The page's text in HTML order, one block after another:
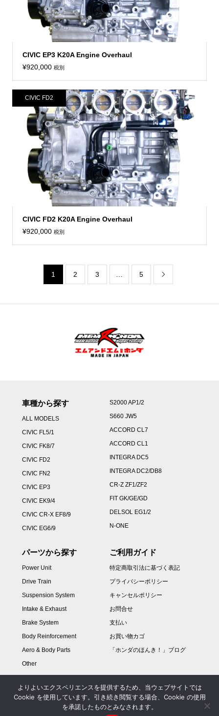
CIVIC EP3 K20A Engine Overhaul
¥920,000 税別
CIVIC FD2 K20A Engine Overhaul
¥920,000 税別
CIVIC FD2
1 2 3 5 
車種から探す
ALL MODELS
CIVIC FL5/1
CIVIC FK8/7
CIVIC FD2
CIVIC FN2
CIVIC EP3
CIVIC EK9/4
CIVIC CR-X EF8/9
CIVIC EG6/9
S2000 AP1/2
S660 JW5
ACCORD CL7
ACCORD CL1
INTEGRA DC5
INTEGRA DC2/DB8
CR-Z ZF1/ZF2
FIT GK/GE/GD
DELSOL EG1/2
N-ONE
パーツから探す
Power Unit
Drive Train
Suspension System
Intake & Exhaust
Brake System
Body Reinforcement
Aero & Body Parts
Other
ご利用ガイド
特定商取引法に基づく表記
プライバシーポリシー
キャンセルポリシー
お問合せ
支払い
お買い物カゴ
「ホンダのほんき！」ブログ
よりよいエクスペリエンスを提供するため、当ウェブサイトでは
Cookie を使用しています。引き続き閲覧する場合、Cookie の使用
を承諾したものとみなされます。